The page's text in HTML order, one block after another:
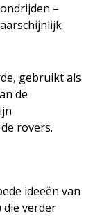
–
gebruikt als
de
rovers.
ideeën van
die verder